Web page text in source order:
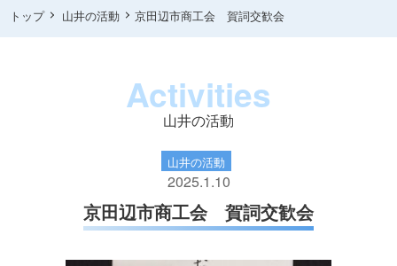
トップ 山井の活動 京田辺市商工会 賀詞交歓会
Activities
山井の活動
山井の活動
2025.1.10
京田辺市商工会 賀詞交歓会